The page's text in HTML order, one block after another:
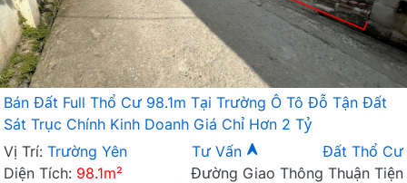
Bán Đất Full Thổ Cư 98.1m Tại Trường Ô Tô Đỗ Tận Đất
Sát Trục Chính Kinh Doanh Giá Chỉ Hơn 2 Tỷ
Vị Trí: Trường Yên Tư Vấn
Đất Thổ Cư
Diện Tích: 98.1m²
Đường Giao Thông Thuận Tiện